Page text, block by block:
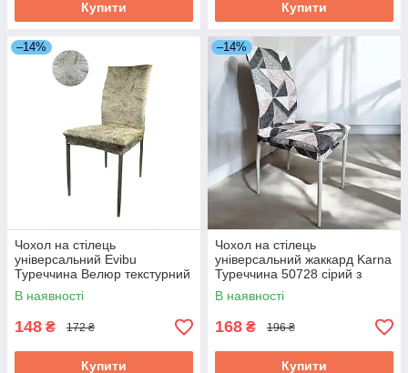
Купити Купити
–14%
Чохол на стілець
універсальний Evibu
Туреччина Велюр текстурний
50695 кремовий ID 4630636
В наявності
148 ₴ 172 ₴
Купити
–14%
Чохол на стілець
універсальний жаккард Karna
Туреччина 50728 сірий з
бежевим ID 5066304
В наявності
168 ₴ 196 ₴
Купити